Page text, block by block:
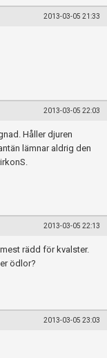
2013-03-05 21:33
2013-03-05 22:03
Håller djuren
lämnar aldrig den
2013-03-05 22:13
rädd för kvalster.
ödlor?
2013-03-05 23:03